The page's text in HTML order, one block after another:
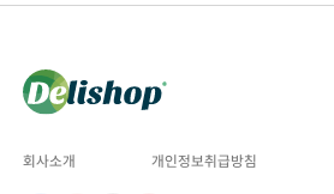
회사소개 개인정보취급방침